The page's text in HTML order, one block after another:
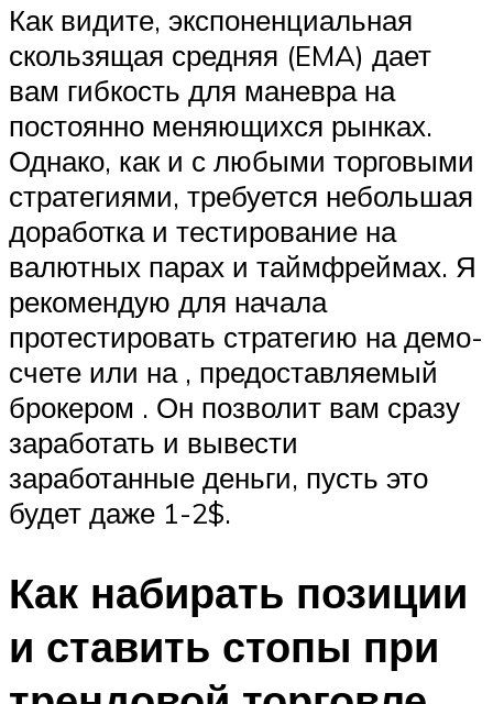
Как видите, экспоненциальная
скользящая средняя (EMA) дает
вам гибкость для маневра на
постоянно меняющихся рынках.
Однако, как и с любыми торговыми
стратегиями, требуется небольшая
доработка и тестирование на
валютных парах и таймфреймах. Я
рекомендую для начала
протестировать стратегию на демо-
счете или на , предоставляемый
брокером . Он позволит вам сразу
заработать и вывести
заработанные деньги, пусть это
будет даже 1-2$.
Как набирать позиции
и ставить стопы при